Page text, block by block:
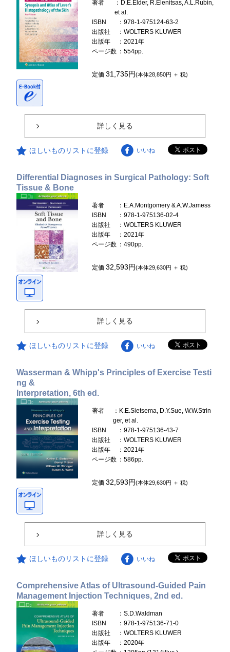
著者
：D.E.Elder, R.Elenitsas, A.L.Rubin,
et al.
ISBN
：978-1-975124-63-2
出版社
：WOLTERS KLUWER
出版年
：2021年
ページ数 ：554pp.
定価31,735円(本体28,850円 ＋ 税)
詳しく見る
ほしいものリストに登録 いいね
Differential Diagnoses in Surgical Pathology: Soft
Tissue & Bone
著者
：E.A.Montgomery & A.W.Jamess
ISBN
：978-1-975136-02-4
出版社
：WOLTERS KLUWER
出版年
：2021年
ページ数 ：490pp.
定価32,593円(本体29,630円 ＋ 税)
詳しく見る
ほしいものリストに登録 いいね
Wasserman & Whipp's Principles of Exercise Testi
ng &
Interpretation, 6th ed.
著者
：K.E.Sietsema, D.Y.Sue, W.W.Strin
ger, et al.
ISBN
：978-1-975136-43-7
出版社
：WOLTERS KLUWER
出版年
：2021年
ページ数 ：586pp.
定価32,593円(本体29,630円 ＋ 税)
詳しく見る
ほしいものリストに登録 いいね
Comprehensive Atlas of Ultrasound-Guided Pain
Management Injection Techniques, 2nd ed.
著者
：S.D.Waldman
ISBN
：978-1-975136-71-0
出版社
：WOLTERS KLUWER
出版年
：2020年